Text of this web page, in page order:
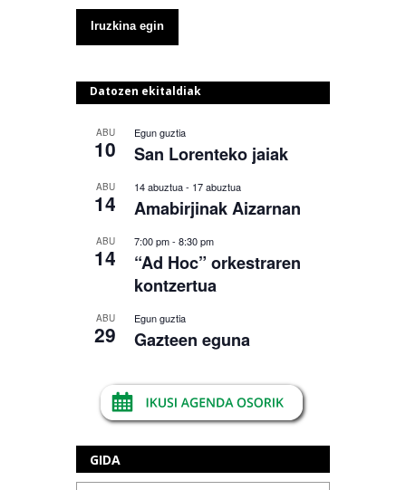
Datozen ekitaldiak
ABU
10
Egun guztia
San Lorenteko jaiak
ABU
14
14 abuztua- 17 abuztua
Amabirjinak Aizarnan
ABU
14
7:00 pm- 8:30 pm
“Ad Hoc” orkestraren
kontzertua
ABU
29
Egun guztia
Gazteen eguna
GIDA